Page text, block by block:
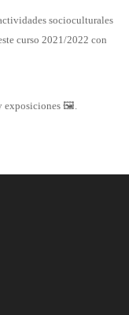
socioculturales
curso 2021/2022 con
exposiciones 🖼.